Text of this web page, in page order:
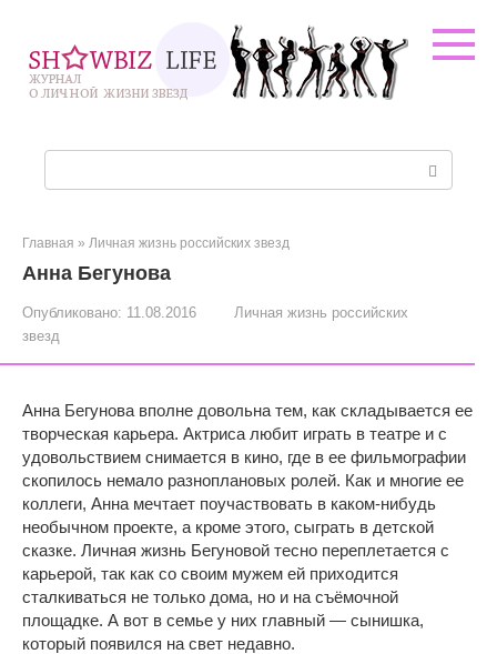
контенту
Главная » Личная жизнь российских звезд
Анна Бегунова
Опубликовано: 11.08.2016
Личная жизнь российских
звезд
Анна Бегунова вполне довольна тем, как складывается ее
творческая карьера. Актриса любит играть в театре и с
удовольствием снимается в кино, где в ее фильмографии
скопилось немало разноплановых ролей. Как и многие ее
коллеги, Анна мечтает поучаствовать в каком-нибудь
необычном проекте, а кроме этого, сыграть в детской
сказке. Личная жизнь Бегуновой тесно переплетается с
карьерой, так как со своим мужем ей приходится
сталкиваться не только дома, но и на съёмочной
площадке. А вот в семье у них главный — сынишка,
который появился на свет недавно.